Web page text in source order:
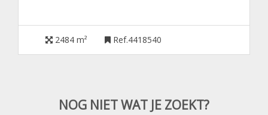
2484 m² Ref.4418540
NOG NIET WAT JE ZOEKT?